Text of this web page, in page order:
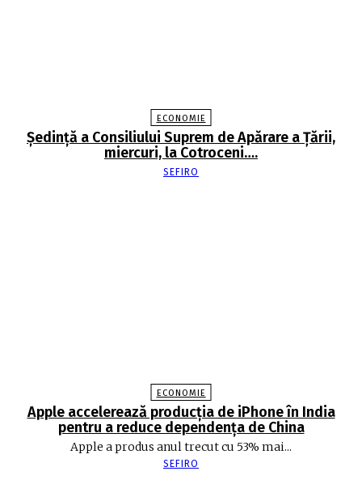
ECONOMIE
Şedinţă a Consiliului Suprem de Apărare a Ţării,
miercuri, la Cotroceni….
SEFIRO
ECONOMIE
Apple accelerează producția de iPhone în India
pentru a reduce dependența de China
Apple a produs anul trecut cu 53% mai...
SEFIRO